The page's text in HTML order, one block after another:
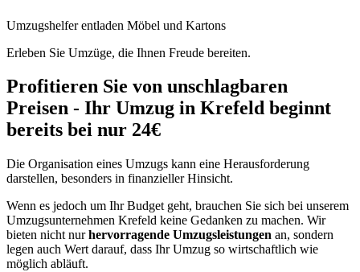
Umzugshelfer entladen Möbel und Kartons
Erleben Sie Umzüge, die Ihnen Freude bereiten.
Profitieren Sie von unschlagbaren
Preisen - Ihr Umzug in Krefeld beginnt
bereits bei nur 24€
Die Organisation eines Umzugs kann eine Herausforderung
darstellen, besonders in finanzieller Hinsicht.
Wenn es jedoch um Ihr Budget geht, brauchen Sie sich bei unserem
Umzugsunternehmen Krefeld keine Gedanken zu machen. Wir
bieten nicht nurhervorragende Umzugsleistungen an, sondern
legen auch Wert darauf, dass Ihr Umzug so wirtschaftlich wie
möglich abläuft.